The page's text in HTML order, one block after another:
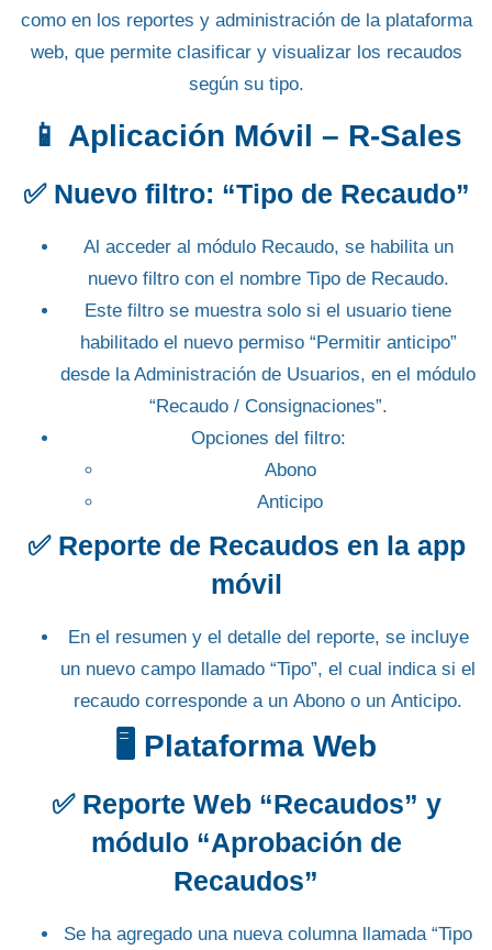
como en los reportes y administración de la plataforma
web, que permite clasificar y visualizar los recaudos
según su tipo.
📱 Aplicación Móvil – R-Sales
✅ Nuevo filtro: “Tipo de Recaudo”
Al acceder al módulo Recaudo, se habilita un
nuevo filtro con el nombre Tipo de Recaudo.
Este filtro se muestra solo si el usuario tiene
habilitado el nuevo permiso “Permitir anticipo”
desde la Administración de Usuarios, en el módulo
“Recaudo / Consignaciones”.
Opciones del filtro:
Abono
Anticipo
✅ Reporte de Recaudos en la app
móvil
En el resumeny el detalledel reporte, se incluye
un nuevo campo llamado “Tipo”, el cual indica si el
recaudo corresponde a un Abono o un Anticipo.
🖥️ Plataforma Web
✅ Reporte Web “Recaudos” y
módulo “Aprobación de
Recaudos”
Se ha agregado una nueva columna llamada “Tipo